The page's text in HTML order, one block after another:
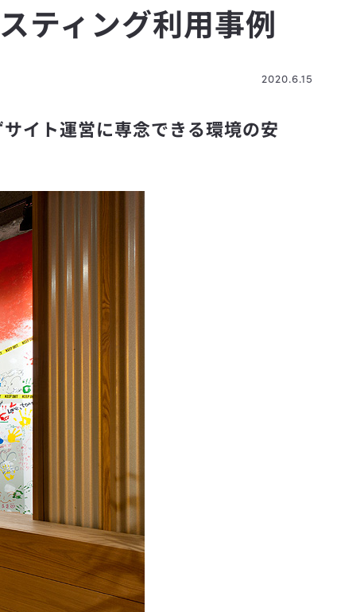
ティング利用事例
2020.6.15
イト運営に専念できる環境の安